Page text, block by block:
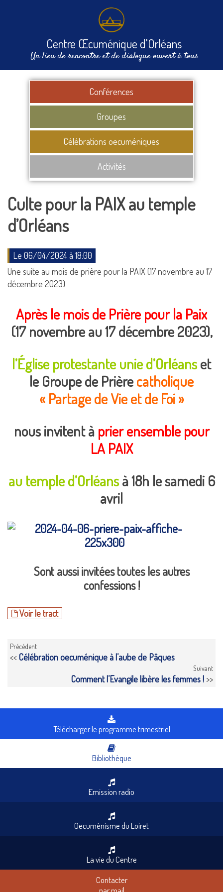
Centre Œcuménique d'Orléans
Un lieu de rencontre et de dialogue ouvert à tous
Conférences
Groupes
Célébrations oecuméniques
Activités
Culte pour la PAIX au temple
d’Orléans
Le 06/04/2024 à 18:00
Une suite au mois de prière pour la PAIX (17 novembre au 17
décembre 2023)
Après le mois de Prière pour la Paix
(17 novembre au 17 décembre 2023),
l’Église protestante unie d’Orléanset
le Groupe de Prièrecatholique
« Partage de Vie et de Foi »
nous invitent àprier ensemble pour
LA PAIX
au temple d’Orléansà 18h le samedi 6
avril
Sont aussi invitées toutes les autres
confessions !
Voir le tract
Précédent
<<Célébration oecuménique à l’aube de Pâques
Suivant
Comment l’Evangile libère les femmes ! >>
Télécharger le programme trimestriel
Bibliothèque
Emission radio
Oecuménisme du Loiret
La vie du Centre
Contacter